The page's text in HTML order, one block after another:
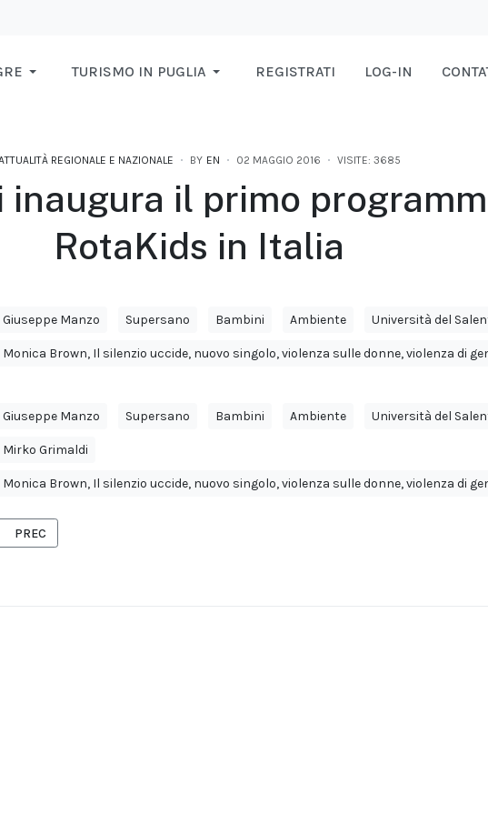
TURISMO IN PUGLIA REGISTRATI LOG-IN
REGIONALE E NAZIONALE BY EN 02 MAGGIO 2016 VISITE: 3685
inaugura il primo
RotaKids in Italia
Giuseppe Manzo Supersano Bambini Ambiente Università del
Monica Brown, Il silenzio uccide, nuovo singolo, violenza sulle donne, violenza di
Giuseppe Manzo Supersano Bambini Ambiente Università del
Mirko Grimaldi
Monica Brown, Il silenzio uccide, nuovo singolo, violenza sulle donne, violenza di
ARTICOLO PRECEDENTE: THE PRODIGY, DAVID GUETTA, PAUL KALKBRENNER E
PREC